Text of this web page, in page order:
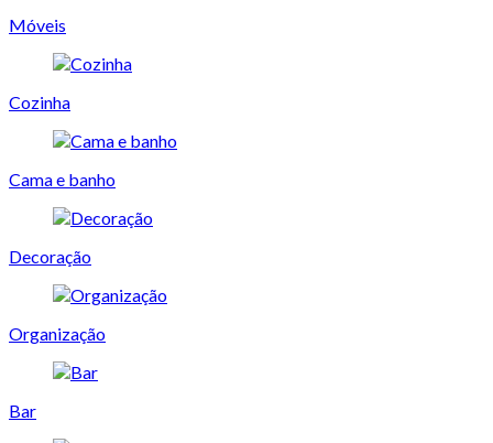
Móveis
Cozinha
Cama e banho
Decoração
Organização
Bar